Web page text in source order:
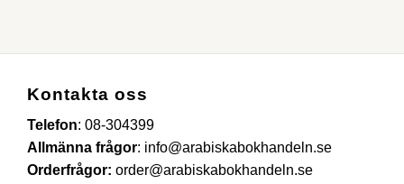
Kontakta oss
Telefon: 08-304399
Allmänna frågor: info@arabiskabokhandeln.se
Orderfrågor: order@arabiskabokhandeln.se